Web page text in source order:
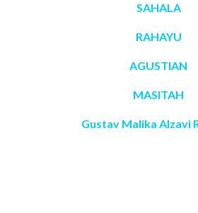
SAHALA
RAHAYU
AGUSTIAN
MASITAH
Gustav Malika Alzavi